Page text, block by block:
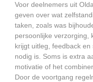
Voor deelnemers uit
geven over wat
taken, zoals was
persoonlijke verzorging,
krijgt uitleg, feedback
nodig is. Soms is extra
motivatie of het
Door de voortgang